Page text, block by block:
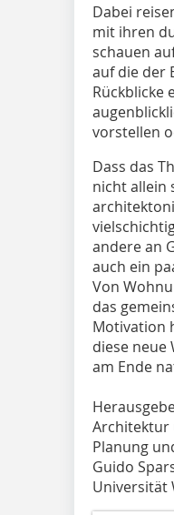
Dabei
mit ihren
schauen
auf die der
Rückblicke
vorstellen
Dass das
nicht allein
andere an
auch ein
Von
das
Motivation
diese neue
am Ende
Architektur
Planung
Guido
Universität